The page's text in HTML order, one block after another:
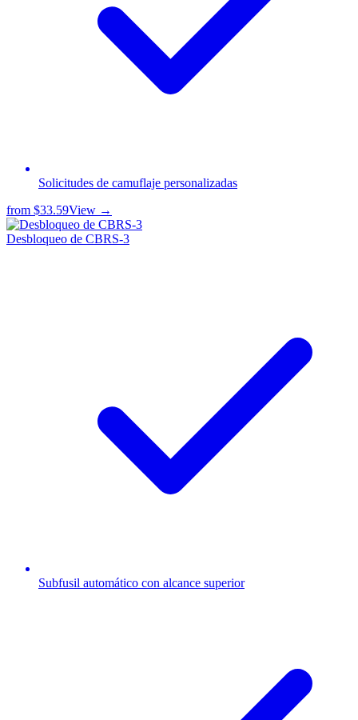
Solicitudes de camuflaje personalizadas
from $33.59View →
Desbloqueo de CBRS-3
Subfusil automático con alcance superior